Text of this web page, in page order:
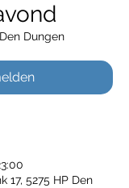
Den Dungen
17, 5275 HP Den